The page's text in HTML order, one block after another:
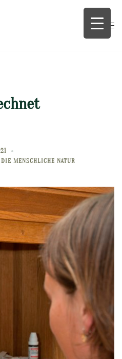
MENSCHLICHE NATUR